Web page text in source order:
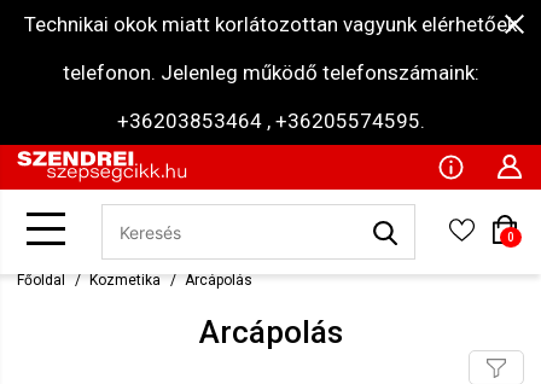
Technikai okok miatt korlátozottan vagyunk elérhetőek
telefonon. Jelenleg működő telefonszámaink:
+36203853464 , +36205574595.
0
Főoldal Kozmetika Arcápolás
Arcápolás